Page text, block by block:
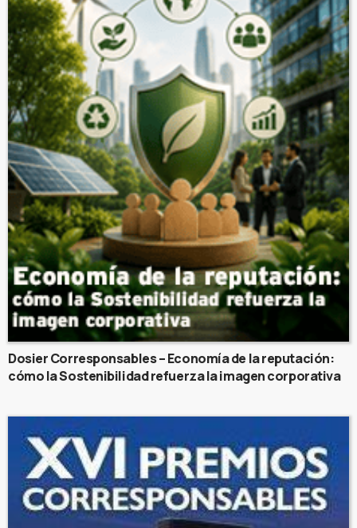
Dosier Corresponsables – Economía de la reputación:
cómo la Sostenibilidad refuerza la imagen corporativa